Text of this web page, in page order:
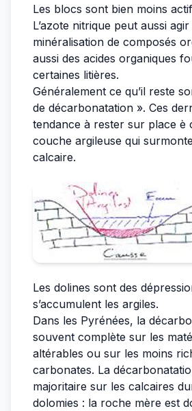
Les blocs sont bien moins
L’azote nitrique peut aussi
minéralisation de composés
aussi des acides organiques
certaines litières.
Généralement ce qu’il reste
de décarbonatation ». Ces
tendance à rester sur place è
couche argileuse qui
calcaire.
Les dolines sont des
s’accumulent les argiles.
Dans les Pyrénées, la
souvent complète sur les
altérables ou sur les moins
carbonates. La
majoritaire sur les calcaires
dolomies : la roche mère est